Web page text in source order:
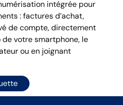
intégrée pour
: factures d’achat,
de compte, directement
votre smartphone, le
ou en joignant